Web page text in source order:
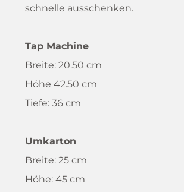
schnelle ausschenken.
Tap Machine
Breite: 20.50 cm
Höhe 42.50 cm
Tiefe: 36 cm
Umkarton
Breite: 25 cm
Höhe: 45 cm